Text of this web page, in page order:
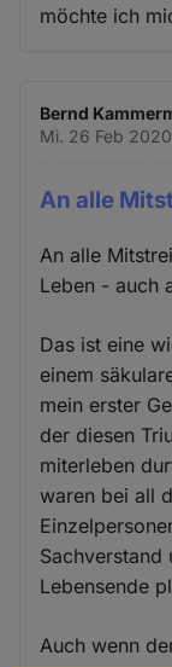
möchte ich
Bernd
Mi. 26 Feb
An alle
An alle
Leben - auch
Das ist eine
einem
mein erster
der diesen
miterleben
waren bei all
Sachverstand
Lebensende
Auch wenn